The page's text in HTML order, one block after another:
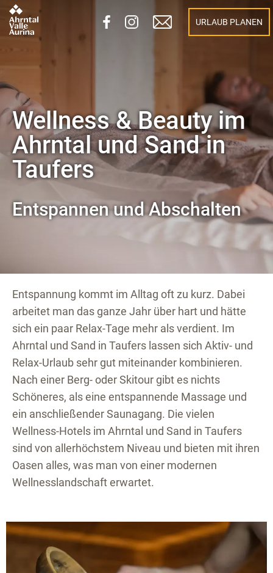
URLAUB PLANEN
Wellness & Beauty im
Ahrntal und Sand in
Taufers
Entspannen und Abschalten
Entspannung kommt im Alltag oft zu kurz. Dabei
arbeitet man das ganze Jahr über hart und hätte
sich ein paar Relax-Tage mehr als verdient. Im
Ahrntal und Sand in Taufers lassen sich Aktiv- und
Relax-Urlaub sehr gut miteinander kombinieren.
Nach einer Berg- oder Skitour gibt es nichts
Schöneres, als eine entspannende Massage und
ein anschließender Saunagang. Die vielen
Wellness-Hotels im Ahrntal und Sand in Taufers
sind von allerhöchstem Niveau und bieten mit ihren
Oasen alles, was man von einer modernen
Wellnesslandschaft erwartet.